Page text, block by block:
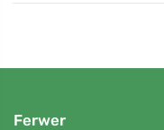
Ferwer